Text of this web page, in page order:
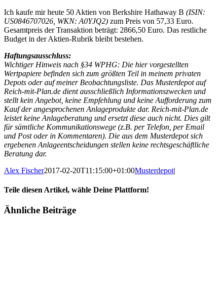
Ich kaufe mir heute 50 Aktien von Berkshire Hathaway B (ISIN:
US0846707026, WKN: A0YJQ2) zum Preis von 57,33 Euro.
Gesamtpreis der Transaktion beträgt: 2866,50 Euro. Das restliche
Budget in der Aktien-Rubrik bleibt bestehen.
Haftungsausschluss:
Wichtiger Hinweis nach §34 WPHG: Die hier vorgestellten
Wertpapiere befinden sich zum größten Teil in meinem privaten
Depots oder auf meiner Beobachtungsliste. Das Musterdepot auf
Reich-mit-Plan.de dient ausschließlich Informationszwecken und
stellt kein Angebot, keine Empfehlung und keine Aufforderung zum
Kauf der angesprochenen Anlageprodukte dar. Reich-mit-Plan.de
leistet keine Anlageberatung und ersetzt diese auch nicht. Dies gilt
für sämtliche Kommunikationswege (z.B. per Telefon, per Email
und Post oder in Kommentaren). Die aus dem Musterdepot sich
ergebenen Anlageentscheidungen stellen keine rechtsgeschäftliche
Beratung dar.
Alex Fischer2017-02-20T11:15:00+01:00Musterdepot|
Teile diesen Artikel, wähle Deine Plattform!
Facebook
Twitter
Reddit
LinkedIn
Tumblr
Pinterest
Vk
E-
Ähnliche Beiträge